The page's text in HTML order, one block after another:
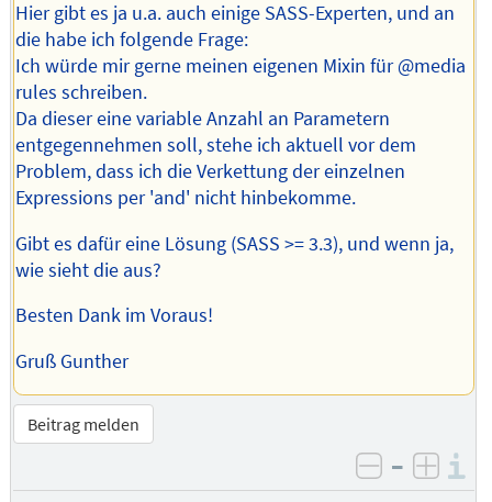
Hier gibt es ja u.a. auch einige SASS-Experten, und an
die habe ich folgende Frage:
Ich würde mir gerne meinen eigenen Mixin für @media
rules schreiben.
Da dieser eine variable Anzahl an Parametern
entgegennehmen soll, stehe ich aktuell vor dem
Problem, dass ich die Verkettung der einzelnen
Expressions per 'and' nicht hinbekomme.
Gibt es dafür eine Lösung (SASS >= 3.3), und wenn ja,
wie sieht die aus?
Besten Dank im Voraus!
Gruß Gunther
Beitrag melden
negativ
–